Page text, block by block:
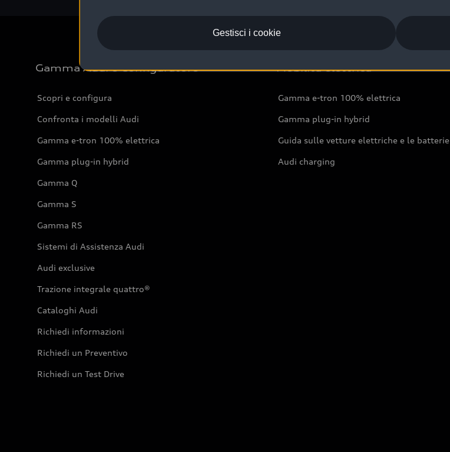
Gamma Audi e Configuratore
Scopri e configura
Confronta i modelli Audi
Gamma e-tron 100% elettrica
Gamma plug-in hybrid
Gamma Q
Gamma S
Gamma RS
Sistemi di Assistenza Audi
Audi exclusive
Trazione integrale quattro®
Cataloghi Audi
Richiedi informazioni
Richiedi un Preventivo
Richiedi un Test Drive
Mobilità elettrica
Gamma e-tron 100% elettrica
Gamma plug-in hybrid
Guida sulle vetture elettriche e le batterie
Audi charging
Gestisci i cookie